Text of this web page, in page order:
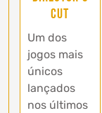
Cut
Um dos
jogos mais
únicos
lançados
nos últimos